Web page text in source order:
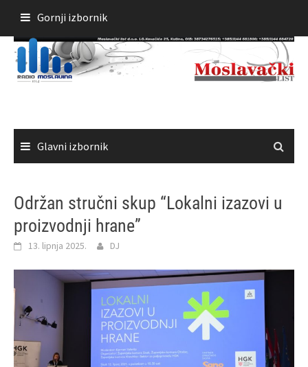
sadržaja
Gornji izbornik
Glavni izbornik
Održan stručni skup “Lokalni izazovi u
proizvodnji hrane”
13. lipnja 2025. DJ